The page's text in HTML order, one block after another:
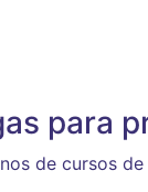
para
de cursos